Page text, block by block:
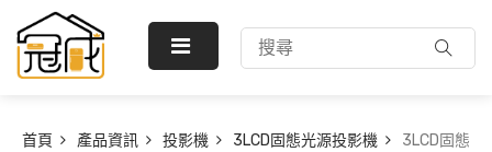
首頁 產品資訊 投影機 3LCD固態光源投影機
3LCD固態